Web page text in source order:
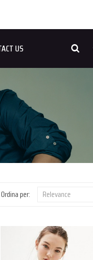
US
Ordina per: Relevance